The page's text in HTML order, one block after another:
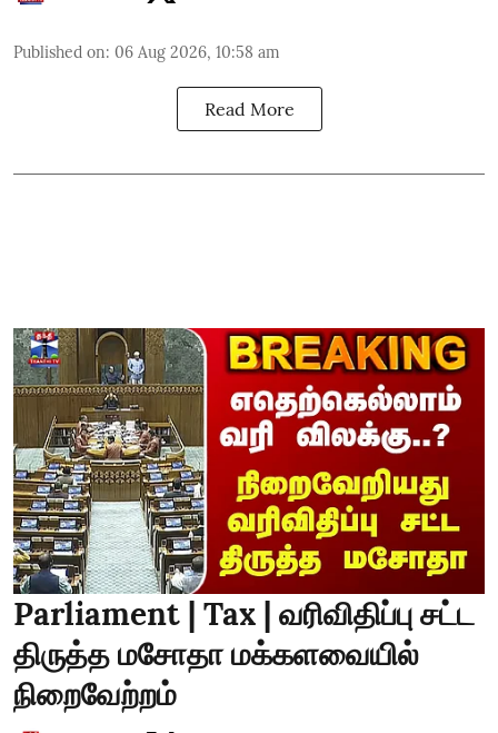
Published on: 06 Aug 2026, 10:58 am
Read More
Parliament | Tax | வரிவிதிப்பு சட்ட
திருத்த மசோதா மக்களவையில்
நிறைவேற்றம்